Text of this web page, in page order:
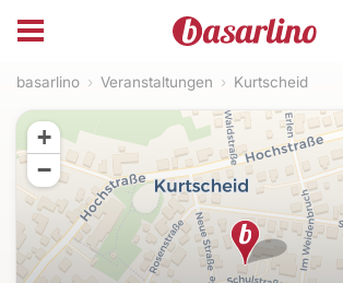
basarlino › Veranstaltungen › Kurtscheid
+
−